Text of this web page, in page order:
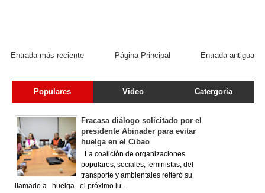
Entrada más reciente Entrada antigua
Página Principal
Populares Video Catergoria
Fracasa diálogo solicitado por el
presidente Abinader para evitar
huelga en el Cibao
La coalición de organizaciones
populares, sociales, feministas, del
transporte y ambientales reiteró su
llamado a huelga el próximo lu...